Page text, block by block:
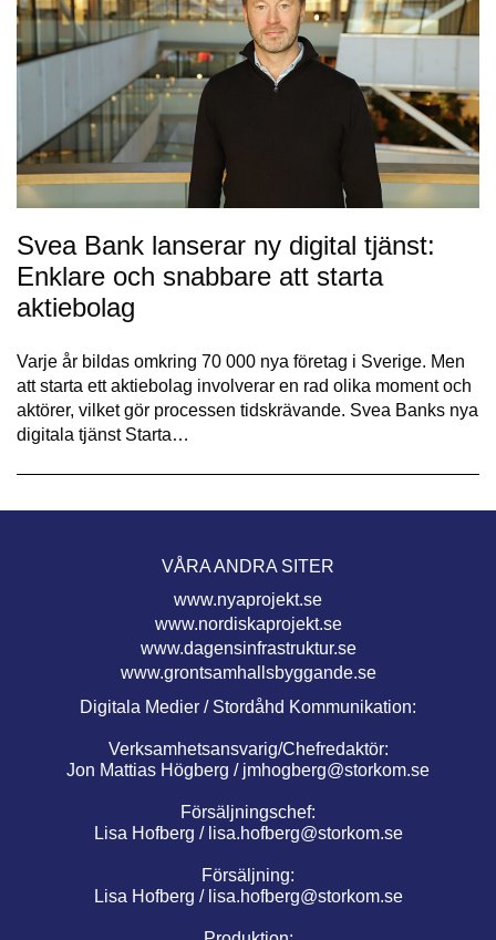
Svea Bank lanserar ny digital tjänst:
Enklare och snabbare att starta
aktiebolag
Varje år bildas omkring 70 000 nya företag i Sverige. Men
att starta ett aktiebolag involverar en rad olika moment och
aktörer, vilket gör processen tidskrävande. Svea Banks nya
digitala tjänst Starta…
VÅRA ANDRA SITER
www.nyaprojekt.se
www.nordiskaprojekt.se
www.dagensinfrastruktur.se
www.grontsamhallsbyggande.se
Digitala Medier / Stordåhd Kommunikation:
Verksamhetsansvarig/Chefredaktör:
Jon Mattias Högberg / jmhogberg@storkom.se
Försäljningschef:
Lisa Hofberg / lisa.hofberg@storkom.se
Försäljning:
Lisa Hofberg / lisa.hofberg@storkom.se